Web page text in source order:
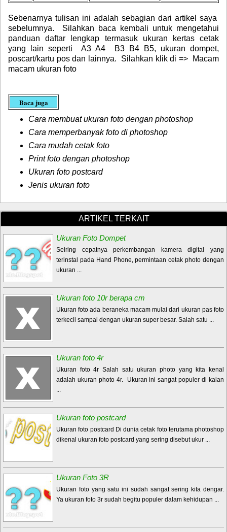
Sebenarnya tulisan ini adalah sebagian dari artikel saya
sebelumnya. Silahkan baca kembali untuk mengetahui
panduan daftar lengkap termasuk ukuran kertas cetak
yang lain seperti A3 A4 B3 B4 B5, ukuran dompet,
poscart/kartu posdan lainnya. Silahkan klik di =>
Macam
macam ukuran foto
Baca juga
Cara membuat ukuran foto dengan photoshop
Cara memperbanyak foto di photoshop
Cara mudah cetak foto
Print foto dengan photoshop
Ukuran foto postcard
Jenis ukuran foto
ARTIKEL TERKAIT
Ukuran Foto Dompet
Seiring cepatnya perkembangan kamera digital yang
terinstal pada Hand Phone, permintaan cetak photo dengan
ukuran ...
Ukuran foto 10r berapa cm
Ukuran foto ada beraneka macam mulai dari ukuran pas foto
terkecil sampai dengan ukuran super besar. Salah satu ...
Ukuran foto 4r
Ukuran foto 4r Salah satu ukuran photo yang kita kenal
adalah ukuran photo 4r. Ukuran ini sangat populer di kalan
Ukuran foto postcard
Ukuran foto postcard Di dunia cetak foto terutama photoshop
dikenal ukuran foto postcard yang sering disebut ukur ...
Ukuran Foto 3R
Ukuran foto yang satu ini sudah sangat sering kita dengar.
Ya ukuran foto 3r sudah begitu populer dalam kehidupan ...